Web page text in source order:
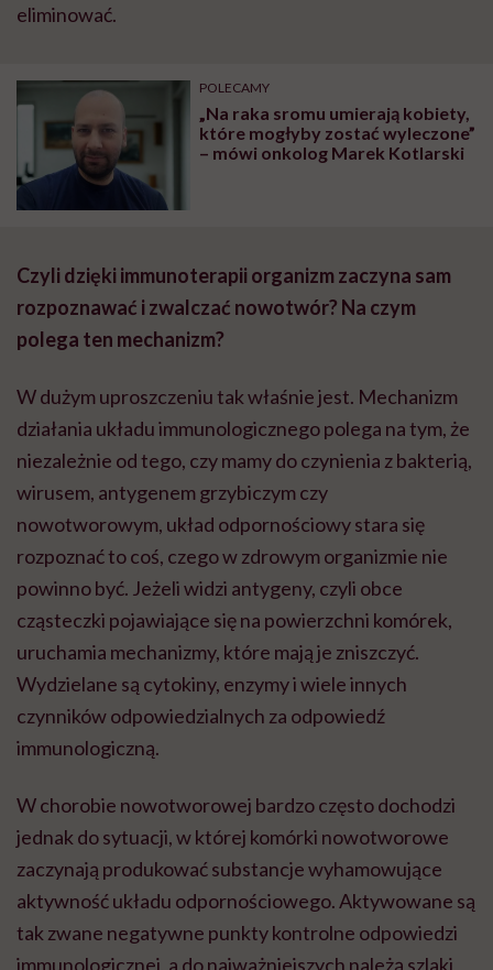
eliminować.
POLECAMY
„Na raka sromu umierają kobiety,
które mogłyby zostać wyleczone”
– mówi onkolog Marek Kotlarski
Czyli dzięki immunoterapii organizm zaczyna sam
rozpoznawać i zwalczać nowotwór? Na czym
polega ten mechanizm?
W dużym uproszczeniu tak właśnie jest. Mechanizm
działania układu immunologicznego polega na tym, że
niezależnie od tego, czy mamy do czynienia z bakterią,
wirusem, antygenem grzybiczym czy
nowotworowym, układ odpornościowy stara się
rozpoznać to coś, czego w zdrowym organizmie nie
powinno być. Jeżeli widzi antygeny, czyli obce
cząsteczki pojawiające się na powierzchni komórek,
uruchamia mechanizmy, które mają je zniszczyć.
Wydzielane są cytokiny, enzymy i wiele innych
czynników odpowiedzialnych za odpowiedź
immunologiczną.
W chorobie nowotworowej bardzo często dochodzi
jednak do sytuacji, w której komórki nowotworowe
zaczynają produkować substancje wyhamowujące
aktywność układu odpornościowego. Aktywowane są
tak zwane negatywne punkty kontrolne odpowiedzi
immunologicznej, a do najważniejszych należą szlaki